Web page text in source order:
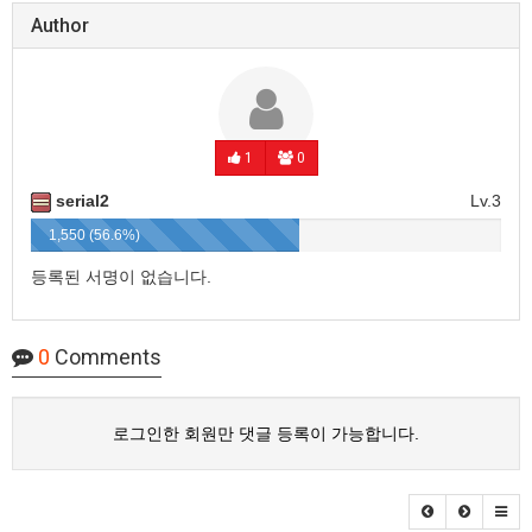
Author
1 0
Lv.3
serial2
1,550 (56.6%)
등록된 서명이 없습니다.
0 Comments
로그인한 회원만 댓글 등록이 가능합니다.